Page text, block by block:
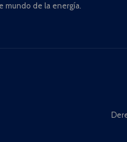
mundo de la energía.